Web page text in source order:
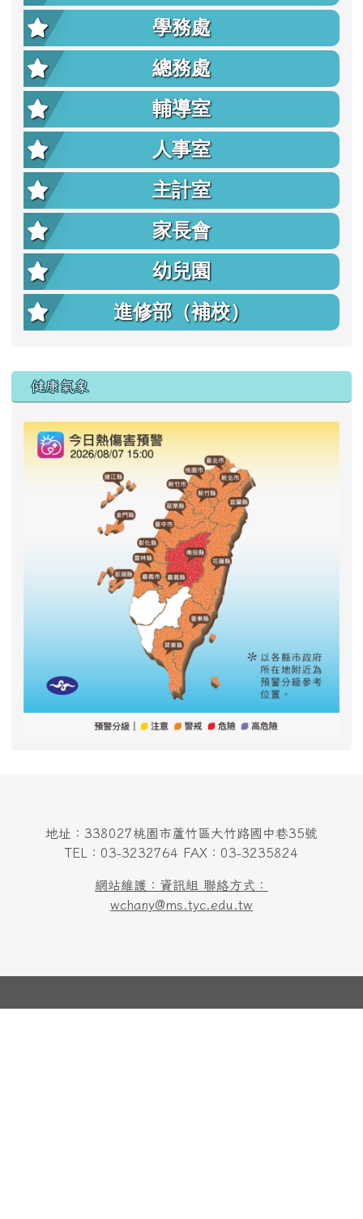
學務處
總務處
輔導室
人事室
主計室
家長會
幼兒園
進修部（補校）
右邊區域內容
健康氣象
地址：338027桃園市蘆竹區大竹路國中巷35號
TEL：03-3232764 FAX：03-3235824
網站維護：資訊組 聯絡方式：
wchany@ms.tyc.edu.tw